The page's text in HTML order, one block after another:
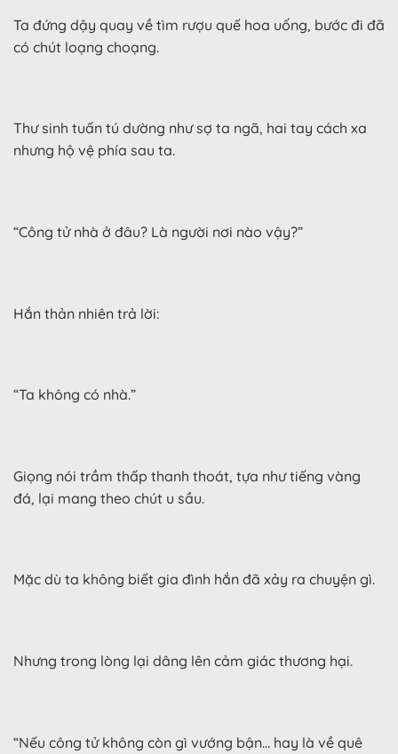
Ta đứng dậy quay về tìm rượu quế hoa uống, bước đi đã
có chút loạng choạng.
Thư sinh tuấn tú dường như sợ ta ngã, hai tay cách xa
nhưng hộ vệ phía sau ta.
“Công tử nhà ở đâu? Là người nơi nào vậy?”
Hắn thản nhiên trả lời:
“Ta không có nhà.”
Giọng nói trầm thấp thanh thoát, tựa như tiếng vàng
đá, lại mang theo chút u sầu.
Mặc dù ta không biết gia đình hắn đã xảy ra chuyện gì.
Nhưng trong lòng lại dâng lên cảm giác thương hại.
“Nếu công tử không còn gì vướng bận… hay là về quê